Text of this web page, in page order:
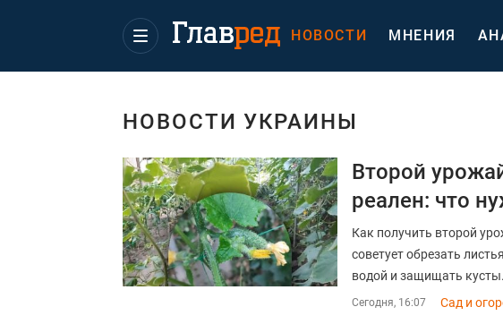
НОВОСТИ МНЕНИЯ
НОВОСТИ УКРАИНЫ
Второй
реален: что
Как получить второй
советует обрезать
водой и защищать кусты.
Сегодня, 16:07 Сад и